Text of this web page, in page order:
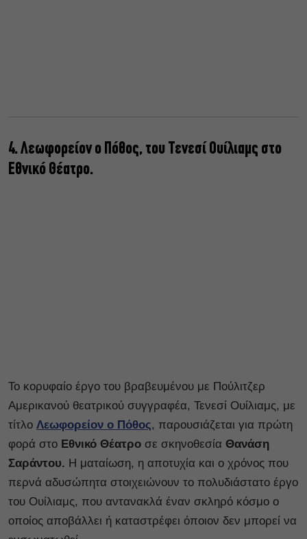
4. Λεωφορείον ο Πόθος, του Τενεσί Ουίλιαμς στο
Εθνικό Θέατρο.
Το κορυφαίο έργο του βραβευμένου με Πούλιτζερ
Αμερικανού θεατρικού συγγραφέα, Τενεσί Ουίλιαμς, με
τίτλο Λεωφορείον ο Πόθος, παρουσιάζεται για πρώτη
φορά στο Εθνικό Θέατρο σε σκηνοθεσία Θανάση
Σαράντου. Η ματαίωση, η αποτυχία και ο χρόνος που
περνά αδυσώπητα στοιχειώνουν το πολυδιάστατο έργο
του Ουίλιαμς, που αντανακλά έναν σκληρό κόσμο ο
οποίος αποβάλλει ή καταστρέφει όποιον δεν μπορεί να